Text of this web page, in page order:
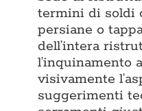
termini di soldi
persiane o
dell’intera
visivamente
suggerimenti